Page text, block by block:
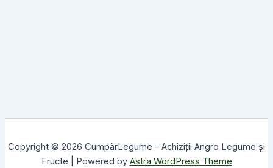
Copyright © 2026 CumpărLegume – Achiziții Angro Legume și
Fructe | Powered by Astra WordPress Theme